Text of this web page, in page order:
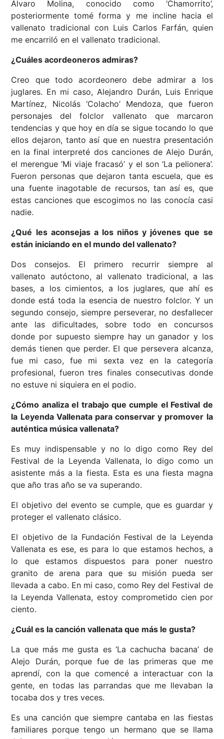
Álvaro Molina, conocido como ‘Chamorrito’,
posteriormente tomé forma y me incline hacia el
vallenato tradicional con Luis Carlos Farfán, quien
me encarriló en el vallenato tradicional.
¿Cuáles acordeoneros admiras?
Creo que todo acordeonero debe admirar a los
juglares. En mi caso, Alejandro Durán, Luis Enrique
Martínez, Nicolás ‘Colacho’ Mendoza, que fueron
personajes del folclor vallenato que marcaron
tendencias y que hoy en día se sigue tocando lo que
ellos dejaron, tanto así que en nuestra presentación
en la final interpreté dos canciones de Alejo Durán,
el merengue ‘Mi viaje fracasó’ y el son ‘La pelionera’.
Fueron personas que dejaron tanta escuela, que es
una fuente inagotable de recursos, tan así es, que
estas canciones que escogimos no las conocía casi
nadie.
¿Qué les aconsejas a los niños y jóvenes que se
están iniciando en el mundo del vallenato?
Dos consejos. El primero recurrir siempre al
vallenato autóctono, al vallenato tradicional, a las
bases, a los cimientos, a los juglares, que ahí es
donde está toda la esencia de nuestro folclor. Y un
segundo consejo, siempre perseverar, no desfallecer
ante las dificultades, sobre todo en concursos
donde por supuesto siempre hay un ganador y los
demás tienen que perder. El que persevera alcanza,
fue mi caso, fue mi sexta vez en la categoría
profesional, fueron tres finales consecutivas donde
no estuve ni siquiera en el podio.
¿Cómo analiza el trabajo que cumple el Festival de
la Leyenda Vallenata para conservar y promover la
auténtica música vallenata?
Es muy indispensable y no lo digo como Rey del
Festival de la Leyenda Vallenata, lo digo como un
asistente más a la fiesta. Esta es una fiesta magna
que año tras año se va superando.
El objetivo del evento se cumple, que es guardar y
proteger el vallenato clásico.
El objetivo de la Fundación Festival de la Leyenda
Vallenata es ese, es para lo que estamos hechos, a
lo que estamos dispuestos para poner nuestro
granito de arena para que su misión pueda ser
llevada a cabo. En mi caso, como Rey del Festival de
la Leyenda Vallenata, estoy comprometido cien por
ciento.
¿Cuál es la canción vallenata que más le gusta?
La que más me gusta es ‘La cachucha bacana’ de
Alejo Durán, porque fue de las primeras que me
aprendí, con la que comencé a interactuar con la
gente, en todas las parrandas que me llevaban la
tocaba dos y tres veces.
Es una canción que siempre cantaba en las fiestas
familiares porque tengo un hermano que se llama